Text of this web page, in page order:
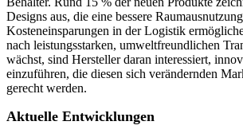
Designs aus, die eine bessere
Kosteneinsparungen in der Logistik
nach leistungsstarken, umweltfreundlichen
wächst, sind Hersteller daran interessiert,
einzuführen, die diesen sich verändernden
gerecht werden.
Aktuelle Entwicklungen